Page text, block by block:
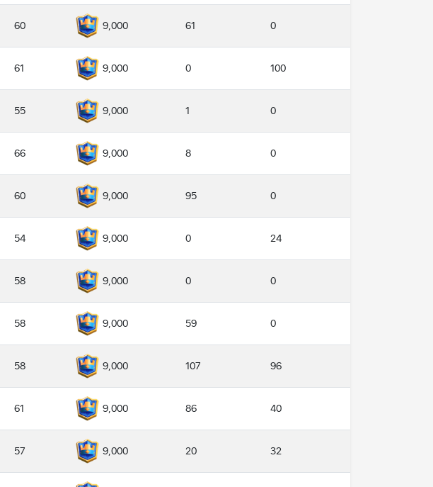
60 9,000 61 0
61 9,000 0 100
55 9,000 1 0
66 9,000 8 0
60 9,000 95 0
54 9,000 0 24
58 9,000 0 0
58 9,000 59 0
58 9,000 107 96
61 9,000 86 40
57 9,000 20 32